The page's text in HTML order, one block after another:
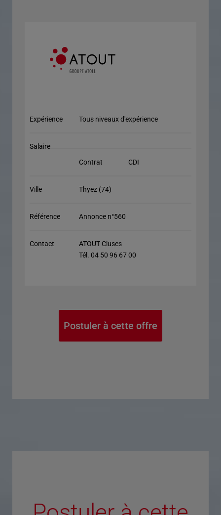
Expérience Tous niveaux d'expérience
Salaire
Contrat
CDI
Ville Thyez (74)
Référence Annonce n°560
Contact
ATOUT Cluses
Tél. 04 50 96 67 00
Postuler à cette offre